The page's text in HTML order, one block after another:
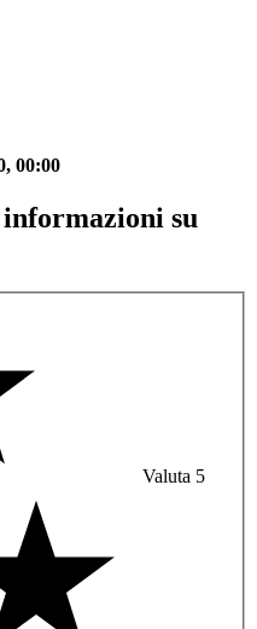
00:00
su
Valuta 5